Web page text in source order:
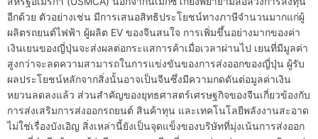
อีกด้วย ตัวอย่างเช่น มีการเสนอสิทธิประโยชน์ทางภาษีจำนวนมากแก่ผู้
ผลิตรถยนต์ไฟฟ้า ผู้ผลิต EV ของจีนสนใจ การเพิ่มขึ้นอย่างมากของค่า
เงินเยนของญี่ปุ่นจะส่งผลต่อกระแสการค้าเมื่อเวลาผ่านไป เยนที่มีมูลค่า
สูงกว่าจะลดความสามารถในการแข่งขันของการส่งออกของญี่ปุ่น ผู้รับ
ผลประโยชน์หลักจากสิ่งนั้นอาจเป็นจีนซึ่งมีความกดดันต่อมูลค่าเงิน
หยวนลดลงแล้ว ส่วนสำคัญของยุทธศาสตร์เศรษฐกิจของจีนเกี่ยวข้องกับ
การส่งเสริมการส่งออกรถยนต์ สินค้าทุน และเทคโนโลยีพลังงานสะอาด
ไม่ใช่เรื่องบังเอิญ สิ่งเหล่านี้ยังเป็นจุดแข็งของบริษัทที่มุ่งเน้นการส่งออก